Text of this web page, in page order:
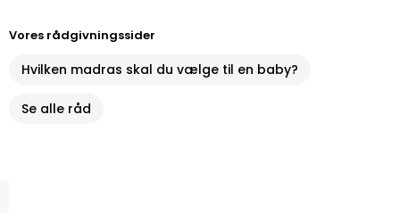
Vores rådgivningssider
Hvilken madras skal du vælge til en baby?
Se alle råd